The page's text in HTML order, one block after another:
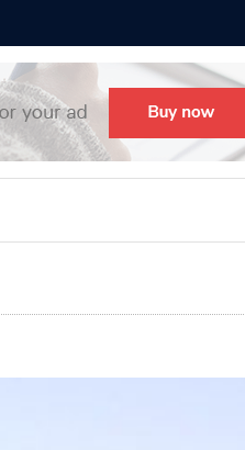
Títeres gigantes recorrerán